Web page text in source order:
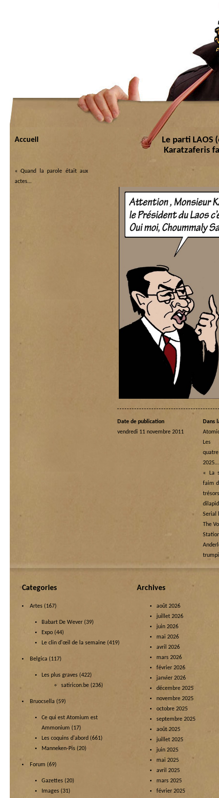
Accueil
Le parti LAOS
Karatzaferis
«Quand la parole était aux
actes…
Date de publication
vendredi 11 novembre 2011
Dans
Les
quatre
2025…
« La
faim
Serial
The
Categories
Artes (167)
Babart De Wever (39)
Expo (44)
Le clin d'œil de la semaine (419)
Belgica (117)
Les plus graves (422)
satiricon.be (236)
Bruocsella (59)
Ce qui est Atomium est
Ammonium (17)
Les coquins d'abord (661)
Manneken-Pis (20)
Forum (69)
Gazettes (20)
Images (31)
Archives
août 2026
juillet 2026
juin 2026
mai 2026
avril 2026
mars 2026
février 2026
janvier 2026
décembre 2025
novembre 2025
octobre 2025
septembre 2025
août 2025
juillet 2025
juin 2025
mai 2025
avril 2025
mars 2025
février 2025